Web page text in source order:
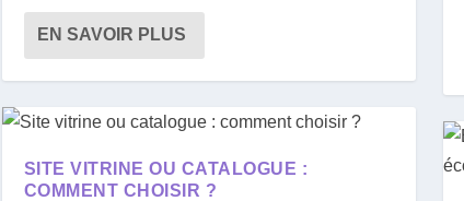
EN SAVOIR PLUS
SITE VITRINE OU CATALOGUE :
COMMENT CHOISIR ?